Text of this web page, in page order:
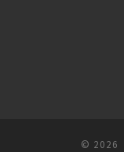
© 2026